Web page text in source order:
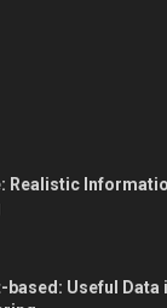
Realistic
based: Useful